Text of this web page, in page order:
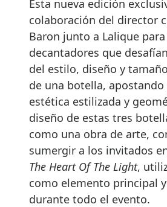
Esta nueva edición
colaboración del director
Baron junto a Lalique
decantadores que
del estilo, diseño y
de una botella, apostando
estética estilizada y
diseño de estas tres
como una obra de arte,
sumergir a los invitados
The Heart Of The Light,
como elemento principal
durante todo el evento.